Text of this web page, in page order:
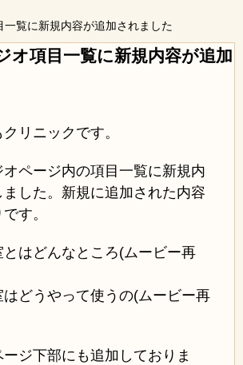
覧に新規内容が追加されました
オ項目一覧に新規内容が追加
リニックです。
ページ内の項目一覧に新規内
した。新規に追加された内容
す。
とはどんなところ(ムービー再
はどうやって使うの(ムービー再
ージ下部にも追加しておりま